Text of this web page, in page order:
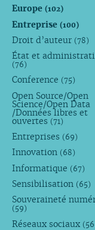
Europe (102)
Entreprise (100)
Droit d’auteur (78)
État et
(76)
Conference (75)
Open Source/Open
Science/Open Data
/Données libres et
ouvertes (71)
Entreprises (69)
Innovation (68)
Informatique (67)
Sensibilisation (65)
Souveraineté
(59)
Réseaux sociaux